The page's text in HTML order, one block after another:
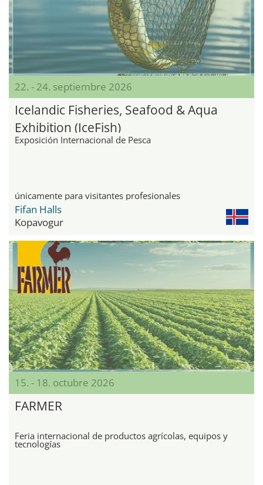
22. - 24. septiembre 2026
Icelandic Fisheries, Seafood & Aqua
Exhibition (IceFish)
Exposición Internacional de Pesca
únicamente para visitantes profesionales
Fifan Halls
Kopavogur
15. - 18. octubre 2026
FARMER
Feria internacional de productos agrícolas, equipos y
tecnologías